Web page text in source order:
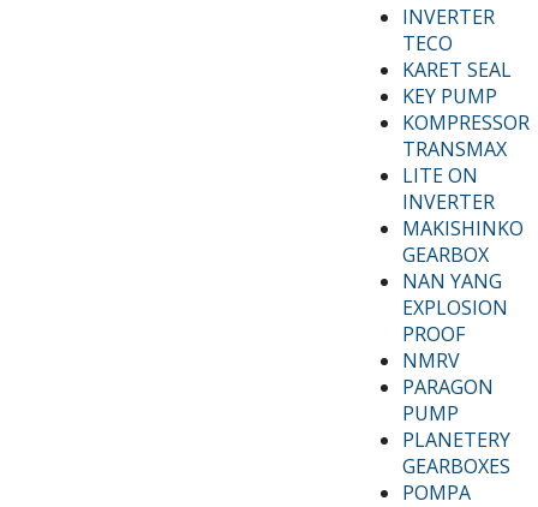
INVERTER
TECO
KARET SEAL
KEY PUMP
KOMPRESSOR
TRANSMAX
LITE ON
INVERTER
MAKISHINKO
GEARBOX
NAN YANG
EXPLOSION
PROOF
NMRV
PARAGON
PUMP
PLANETERY
GEARBOXES
POMPA